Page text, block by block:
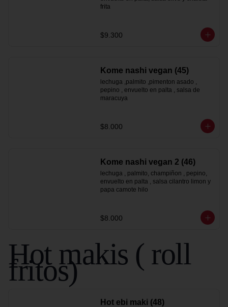
frita
$9.300
Kome nashi vegan (45)
lechuga ,palmito ,pimenton asado ,
pepino , envuelto en palta , salsa de
maracuya
$8.000
Kome nashi vegan 2 (46)
lechuga , palmito, champiñon , pepino,
envuelto en palta , salsa cilantro limon y
papa camote hilo
$8.000
Hot makis ( roll
fritos)
Hot ebi maki (48)